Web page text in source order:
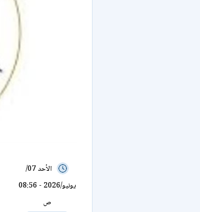
الأحد 07/
يونيو/2026 - 08:56
ص